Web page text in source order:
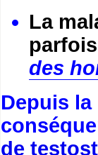
La
des
Depuis
de